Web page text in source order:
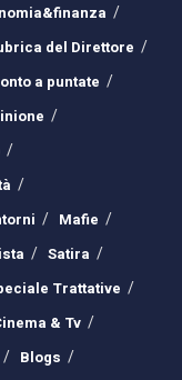
del Direttore
a puntate
Mafie
Satira
Trattative
& Tv
Blogs